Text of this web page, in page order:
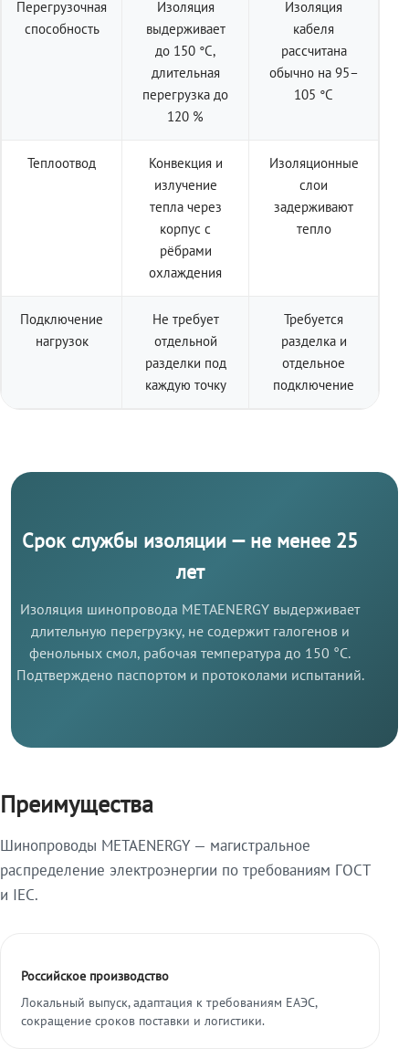
Перегрузочная
способность
Изоляция
выдерживает
до 150 °C,
длительная
перегрузка до
120 %
Изоляция
кабеля
рассчитана
обычно на 95–
105 °C
Теплоотвод
Конвекция и
излучение
тепла через
корпус с
рёбрами
охлаждения
Изоляционные
слои
задерживают
тепло
Подключение
нагрузок
Не требует
отдельной
разделки под
каждую точку
Требуется
разделка и
отдельное
подключение
Срок службы изоляции — не менее 25
лет
Изоляция шинопровода METAENERGY выдерживает
длительную перегрузку, не содержит галогенов и
фенольных смол, рабочая температура до 150 °C.
Подтверждено паспортом и протоколами испытаний.
Преимущества
Шинопроводы METAENERGY — магистральное
распределение электроэнергии по требованиям ГОСТ
и IEC.
Российское производство
Локальный выпуск, адаптация к требованиям ЕАЭС,
сокращение сроков поставки и логистики.